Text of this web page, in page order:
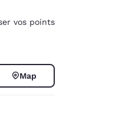
vos points
Map